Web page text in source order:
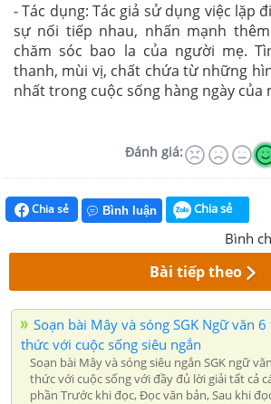
- Tác dụng: Tác giả sử dụng việc lặp
sự nối tiếp nhau, nhấn mạnh
chăm sóc bao la của người mẹ.
thanh, mùi vị, chất chứa từ những
nhất trong cuộc sống hàng ngày của
Đánh giá:
Chia sẻ Bình luận Chia sẻ
Bình
Bài tiếp theo
Soạn bài Mây và sóng SGK Ngữ văn
thức với cuộc sống siêu ngắn
Soạn bài Mây và sóng siêu ngắn SGK ngữ
thức với cuộc sống với đầy đủ lời giải tất cả
phần Trước khi đọc, Đọc văn bản, Sau khi